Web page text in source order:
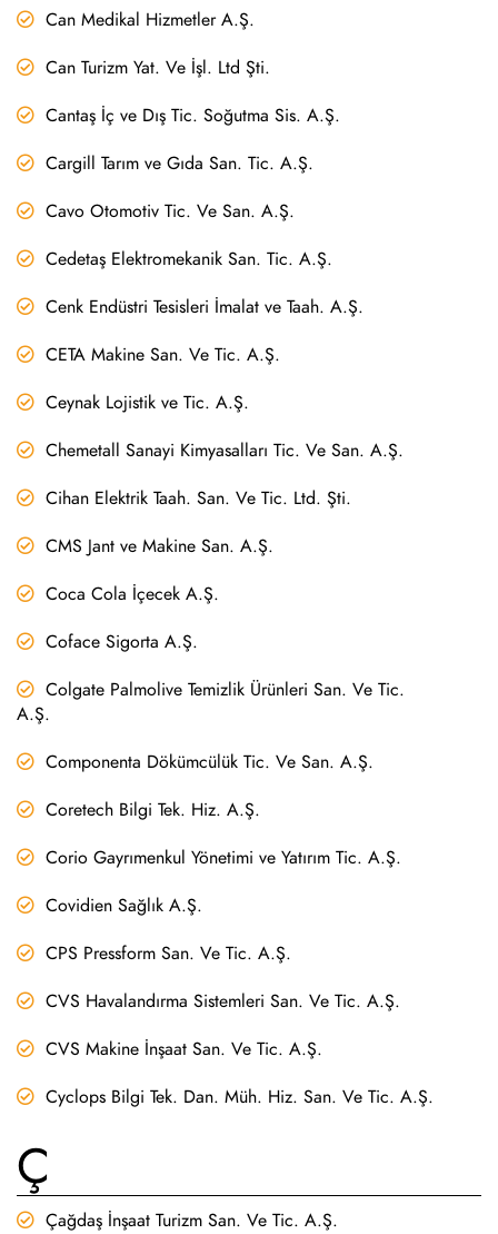
Can Medikal Hizmetler A.Ş.
Can Turizm Yat. Ve İşl. Ltd Şti.
Cantaş İç ve Dış Tic. Soğutma Sis. A.Ş.
Cargill Tarım ve Gıda San. Tic. A.Ş.
Cavo Otomotiv Tic. Ve San. A.Ş.
Cedetaş Elektromekanik San. Tic. A.Ş.
Cenk Endüstri Tesisleri İmalat ve Taah. A.Ş.
CETA Makine San. Ve Tic. A.Ş.
Ceynak Lojistik ve Tic. A.Ş.
Chemetall Sanayi Kimyasalları Tic. Ve San. A.Ş.
Cihan Elektrik Taah. San. Ve Tic. Ltd. Şti.
CMS Jant ve Makine San. A.Ş.
Coca Cola İçecek A.Ş.
Coface Sigorta A.Ş.
Colgate Palmolive Temizlik Ürünleri San. Ve Tic.
A.Ş.
Componenta Dökümcülük Tic. Ve San. A.Ş.
Coretech Bilgi Tek. Hiz. A.Ş.
Corio Gayrımenkul Yönetimi ve Yatırım Tic. A.Ş.
Covidien Sağlık A.Ş.
CPS Pressform San. Ve Tic. A.Ş.
CVS Havalandırma Sistemleri San. Ve Tic. A.Ş.
CVS Makine İnşaat San. Ve Tic. A.Ş.
Cyclops Bilgi Tek. Dan. Müh. Hiz. San. Ve Tic. A.Ş.
Ç
Çağdaş İnşaat Turizm San. Ve Tic. A.Ş.